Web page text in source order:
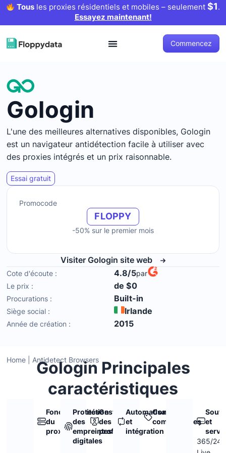
Tous les proxies résidentiels et mobiles – seulement$1.
Essayez maintenant!
Commencez
Gologin
L'une des meilleures alternatives disponibles, Gologin
est un navigateur antidétection facile à utiliser avec
des proxies intégrés et un prix raisonnable.
Essai gratuit
Promocode
FLOPPY
-50% sur le premier mois
Visiter Gologin site web
Cote d'écoute : 4.8/5par
Le prix :
de $0
Procurations : Built-in
Siège social : Irlande
Année de création : 2015
Home Antidetect Browsers
Gologin Principales
caractéristiques
Fonctionnalités
du
proxy
Protection
des
empreintes
digitales
Gestion
des
profils
Automatisation
et
intégration
Conditions
commerciales et
365/24/